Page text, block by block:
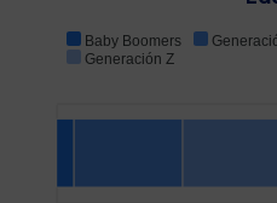
Baby Boomers
Generación Z